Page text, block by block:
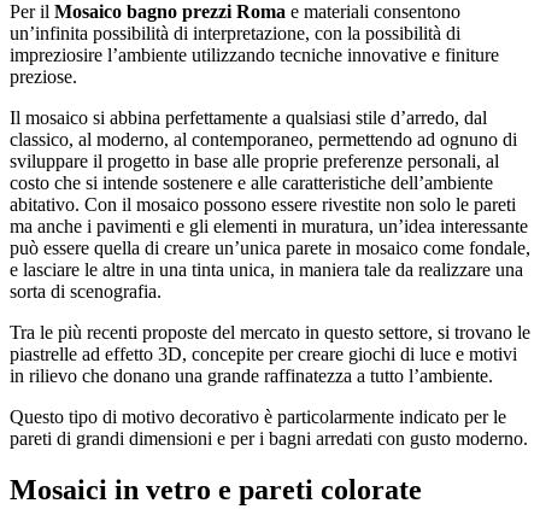
Per il Mosaico bagno prezzi Roma e materiali consentono
un’infinita possibilità di interpretazione, con la possibilità di
impreziosire l’ambiente utilizzando tecniche innovative e finiture
preziose.
Il mosaico si abbina perfettamente a qualsiasi stile d’arredo, dal
classico, al moderno, al contemporaneo, permettendo ad ognuno di
sviluppare il progetto in base alle proprie preferenze personali, al
costo che si intende sostenere e alle caratteristiche dell’ambiente
abitativo. Con il mosaico possono essere rivestite non solo le pareti
ma anche i pavimenti e gli elementi in muratura, un’idea interessante
può essere quella di creare un’unica parete in mosaico come fondale,
e lasciare le altre in una tinta unica, in maniera tale da realizzare una
sorta di scenografia.
Tra le più recenti proposte del mercato in questo settore, si trovano le
piastrelle ad effetto 3D, concepite per creare giochi di luce e motivi
in rilievo che donano una grande raffinatezza a tutto l’ambiente.
Questo tipo di motivo decorativo è particolarmente indicato per le
pareti di grandi dimensioni e per i bagni arredati con gusto moderno.
Mosaici in vetro e pareti colorate